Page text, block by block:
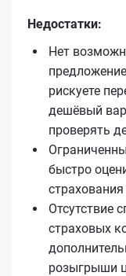
Недостатки:
Нет
рискуете
дешёвый
проверять
быстро
Отсутствие
страховых
розыгрыши